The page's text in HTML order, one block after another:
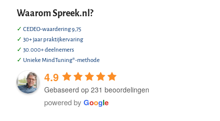
Waarom Spreek.nl?
✓ CEDEO-waardering 9,75
✓ 30+ jaar praktijkervaring
✓ 30.000+ deelnemers
✓ Unieke MindTuning®-methode
4.9
Gebaseerd op 231 beoordelingen
powered by Google